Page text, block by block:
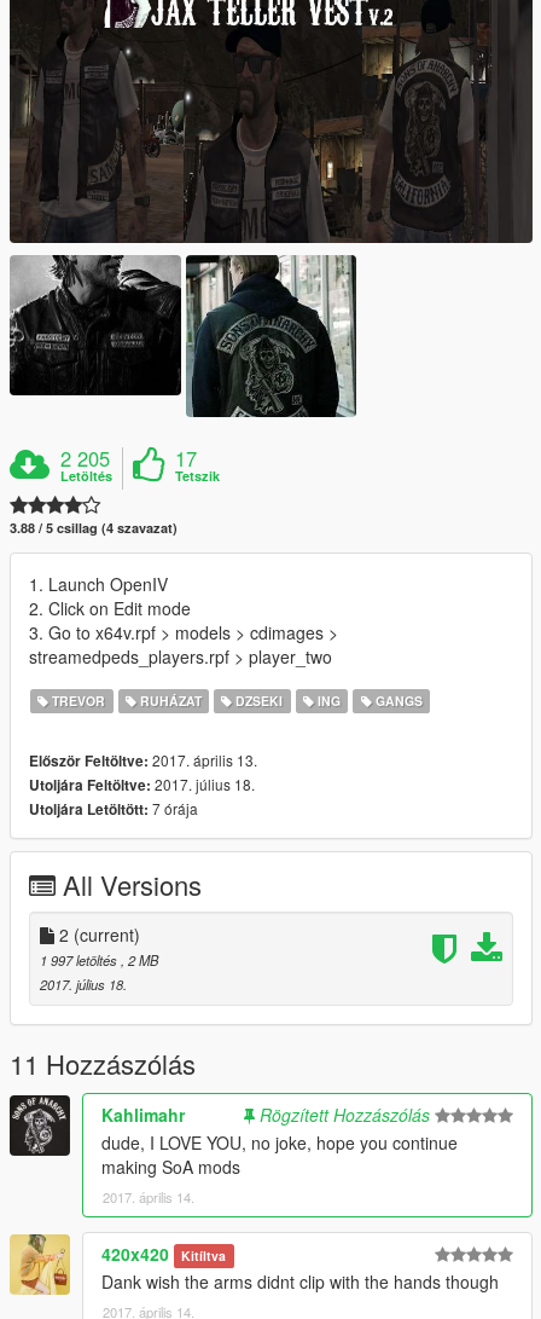
2 205
Letöltés
17
Tetszik
3.88 / 5 csillag (4 szavazat)
1. Launch OpenIV
2. Click on Edit mode
3. Go to x64v.rpf > models > cdimages >
streamedpeds_players.rpf > player_two
TREVOR RUHÁZAT DZSEKI ING GANGS
Először Feltöltve: 2017. április 13.
Utoljára Feltöltve: 2017. július 18.
Utoljára Letöltött: 7 órája
All Versions
2 (current)
1 997 letöltés, 2 MB
2017. július 18.
11 Hozzászólás
Kahlimahr
Rögzített Hozzászólás
dude, I LOVE YOU, no joke, hope you continue
making SoA mods
2017. április 14.
420x420 Kitíltva
Dank wish the arms didnt clip with the hands though
2017. április 14.